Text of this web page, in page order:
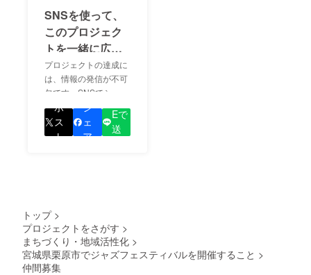
SNSを使って、
このプロジェク
トを一緒に広め
ましょう！
プロジェクトの達成に
は、情報の発信が不可
欠です。SNSでシェア
をして、あなたが応援
しているプロジェクト
の良さを知ってもらい
ポ
ス
ト
シ
ェ
ア
Eで
送
トップ >
プロジェクトをさがす >
まちづくり・地域活性化 >
宮城県栗原市でジャズフェスティバルを開催すること >
仲間募集